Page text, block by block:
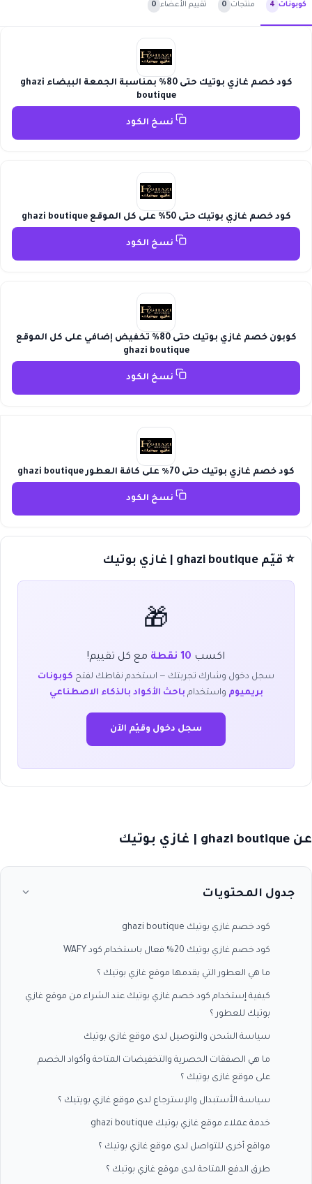
كوبونات 4 منتجات 0 تقييم الأعضاء 0
كود خصم غازي بوتيك حتى 80% بمناسبة الجمعة البيضاء ghazi
boutique
نسخ الكود
كود خصم غازي بوتيك حتى 50% على كل الموقع ghazi boutique
نسخ الكود
كوبون خصم غازي بوتيك حتى 80% تخفيض إضافي على كل الموقع
ghazi boutique
نسخ الكود
كود خصم غازي بوتيك حتى 70٪ على كافة العطور ghazi boutique
نسخ الكود
⭐ قيّم ghazi boutique | غازي بوتيك
🎁
اكسب 10 نقطة مع كل تقييم!
سجل دخول وشارك تجربتك — استخدم نقاطك لفتح كوبونات
بريميوم واستخدام باحث الأكواد بالذكاء الاصطناعي
سجل دخول وقيّم الآن
عن ghazi boutique | غازي بوتيك
جدول المحتويات
كود خصم غازي بوتيك ghazi boutique
كود خصم غازي بوتيك 20% فعال باستخدام كود WAFY
ما هي العطور التي يقدمها موقع غازي بوتيك ؟
كيفية إستخدام كود خصم غازي بوتيك عند الشراء من موقع غازي
بوتيك للعطور ؟
سياسة الشحن والتوصيل لدى موقع غازي بوتيك
ما هي الصفقات الحصرية والتخفيضات المتاحة وأكواد الخصم
على موقع غازى بوتيك ؟
سياسة الأستبدال والإسترجاع لدى موقع غازي بويتيك ؟
خدمة عملاء موقع غازي بوتيك ghazi boutique
مواقع أخرى للتواصل لدى موقع غازي بوتيك ؟
طرق الدفع المتاحة لدى موقع غازي بوتيك ؟